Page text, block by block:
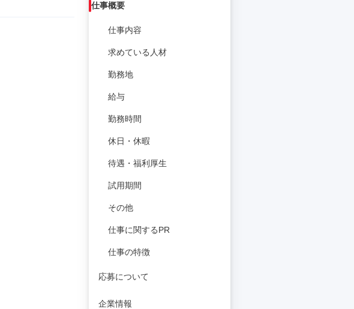
仕事概要
仕事内容
求めている人材
勤務地
給与
勤務時間
休日・休暇
待遇・福利厚生
試用期間
その他
仕事に関するPR
仕事の特徴
応募について
企業情報